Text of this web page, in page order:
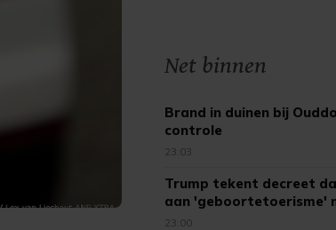
Net binnen
Brand in duinen bij
controle
23:03
Trump tekent decreet
aan 'geboortetoerisme'
maken
23:00